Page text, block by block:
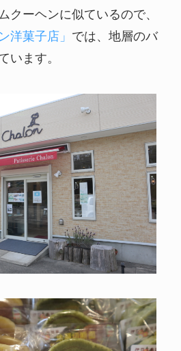
クーヘンに似ているので、
洋菓子店」 では、地層のバ
います。